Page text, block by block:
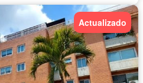
Actualizado